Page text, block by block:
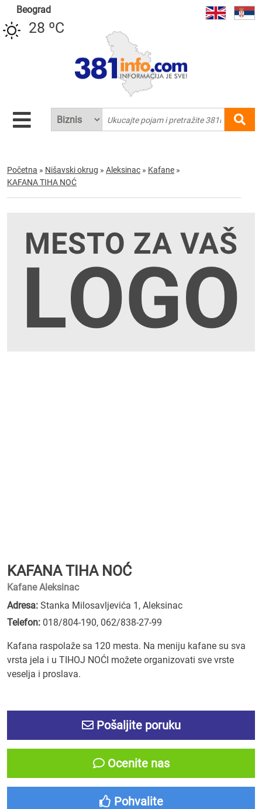
Beograd
28 ºC
Početna » Nišavski okrug » Aleksinac » Kafane »
KAFANA TIHA NOĆ
KAFANA TIHA NOĆ
Kafane Aleksinac
Adresa: Stanka Milosavljevića 1, Aleksinac
Telefon: 018/804-190, 062/838-27-99
Kafana raspolaže sa 120 mesta. Na meniju kafane su sva
vrsta jela i u TIHOJ NOĆI možete organizovati sve vrste
veselja i proslava.
Pošaljite poruku
Ocenite nas
Pohvalite